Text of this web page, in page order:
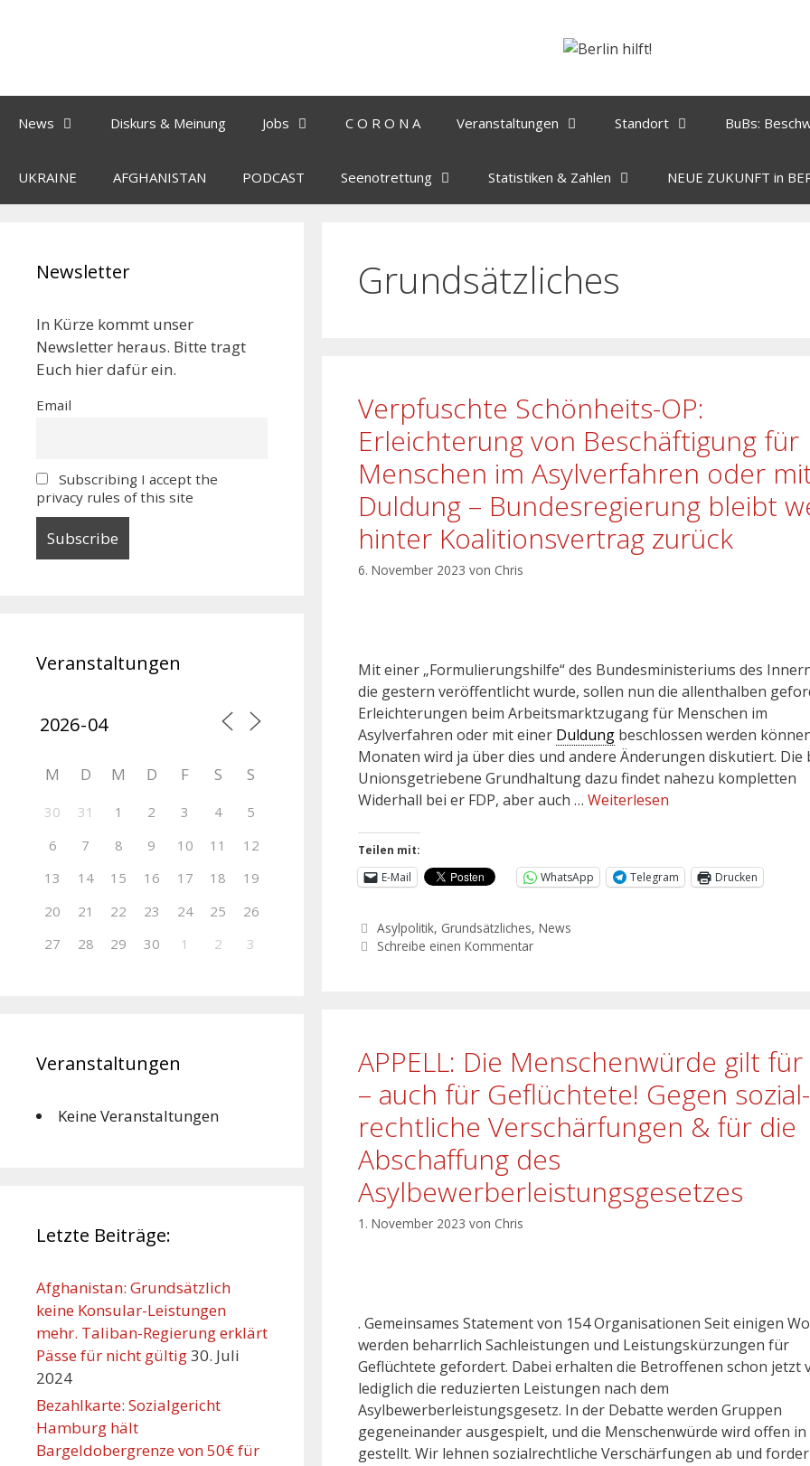
News Diskurs & Meinung Jobs C O R O N A Veranstaltungen Standort BuBs:
UKRAINE AFGHANISTAN PODCAST Seenotrettung Statistiken & Zahlen NEUE ZUKUNFT in
Grundsätzliches
Verpfuschte Schönheits-OP:
Erleichterung von Beschäftigung für
Menschen im Asylverfahren oder
Duldung – Bundesregierung bleibt
hinter Koalitionsvertrag zurück
6. November 2023 von Chris
Mit einer „Formulierungshilfe“ des Bundesministeriums des
die gestern veröffentlicht wurde, sollen nun die allenthalben
Erleichterungen beim Arbeitsmarktzugang für Menschen im
Asylverfahren oder mit einer Duldung beschlossen werden
Monaten wird ja über dies und andere Änderungen diskutiert. Die
Unionsgetriebene Grundhaltung dazu findet nahezu kompletten
Widerhall bei er FDP, aber auch … Weiterlesen
Teilen mit:
E-Mail
WhatsApp Telegram Drucken
Asylpolitik, Grundsätzliches,News
Schreibe einen Kommentar
APPELL: Die Menschenwürde gilt für
– auch für Geflüchtete! Gegen sozial-
rechtliche Verschärfungen & für die
Abschaffung des
Asylbewerberleistungsgesetzes
1. November 2023 von Chris
. Gemeinsames Statement von 154 Organisationen Seit einigen
werden beharrlich Sachleistungen und Leistungskürzungen für
Geflüchtete gefordert. Dabei erhalten die Betroffenen schon jetzt
lediglich die reduzierten Leistungen nach dem
Asylbewerberleistungsgesetz. In der Debatte werden Gruppen
gegeneinander ausgespielt, und die Menschenwürde wird offen in
gestellt. Wir lehnen sozialrechtliche Verschärfungen ab und
Newsletter
In Kürze kommt unser
Newsletter heraus. Bitte tragt
Euch hier dafür ein.
Email
Subscribing I accept the
privacy rules of this site
Veranstaltungen
M D M D F S S
30 31 1 2 3 4
5
6
7 8 9 10 11
12
13
14 15 16 17 18
19
20
21 22 23 24 25
26
27
28 29 30 1 2 3
Veranstaltungen
Keine Veranstaltungen
Letzte Beiträge:
Afghanistan: Grundsätzlich
keine Konsular-Leistungen
mehr. Taliban-Regierung erklärt
Pässe für nicht gültig30. Juli
2024
Bezahlkarte: Sozialgericht
Hamburg hält
Bargeldobergrenze von 50€ für